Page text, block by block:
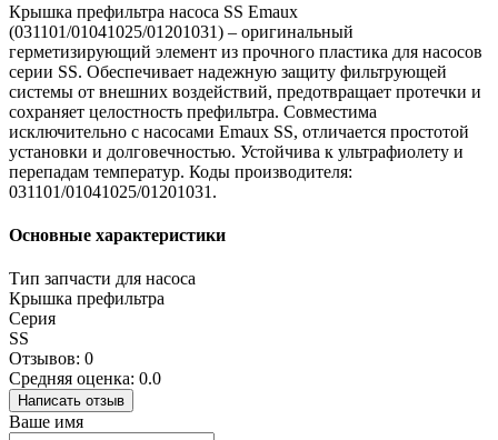
Крышка префильтра насоса SS Emaux
(031101/01041025/01201031) – оригинальный
герметизирующий элемент из прочного пластика для насосов
серии SS. Обеспечивает надежную защиту фильтрующей
системы от внешних воздействий, предотвращает протечки и
сохраняет целостность префильтра. Совместима
исключительно с насосами Emaux SS, отличается простотой
установки и долговечностью. Устойчива к ультрафиолету и
перепадам температур. Коды производителя:
031101/01041025/01201031.
Основные характеристики
Тип запчасти для насоса
Крышка префильтра
Серия
SS
Отзывов: 0
Средняя оценка: 0.0
Написать отзыв
Ваше имя